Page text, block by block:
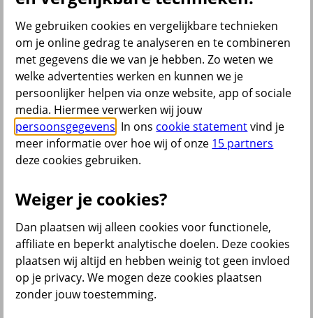
Bekijk ook
All Risk Autoverzekering
Car insurance Netherlands
Groene kaart auto
Kentekencheck
WA Autoverzekering
WA+ Beperkt Casco Autoverzekering
Bakfiets verzekeren
Collectiviteitskorting
Schade melden
Wijzigen uitvaartverzekering
terug
Beleggen
Beleggingsrekening
We gebruiken cookies en vergelijkbare technieken
om je online gedrag te analyseren en te combineren
met gegevens die we van je hebben. Zo weten we
welke advertenties werken en kunnen we je
persoonlijker helpen via onze website, app of sociale
media. Hiermee verwerken wij jouw
persoonsgegevens . In ons cookie statementvind je
meer informatie over hoe wij of onze 15 partners
deze cookies gebruiken.
Weiger je cookies?
Dan plaatsen wij alleen cookies voor functionele,
affiliate en beperkt analytische doelen. Deze cookies
plaatsen wij altijd en hebben weinig tot geen invloed
op je privacy. We mogen deze cookies plaatsen
zonder jouw toestemming.